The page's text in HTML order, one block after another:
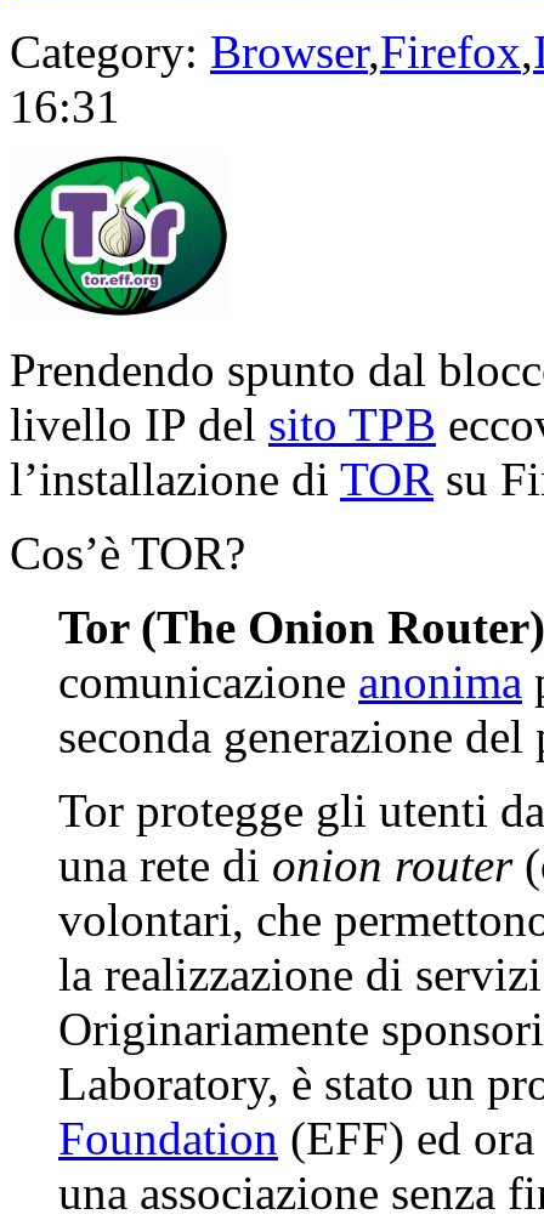
Category: Browser,Firefox,
16:31
Prendendo spunto dal
livello IP del sito TPB
l’installazione di TOR su
Cos’è TOR?
Tor (The Onion Router)
comunicazione anonima
seconda generazione
Tor protegge gli utenti
una rete di onion router
volontari, che
la realizzazione di
Originariamente
Laboratory, è stato un
Foundation (EFF) ed
una associazione senza